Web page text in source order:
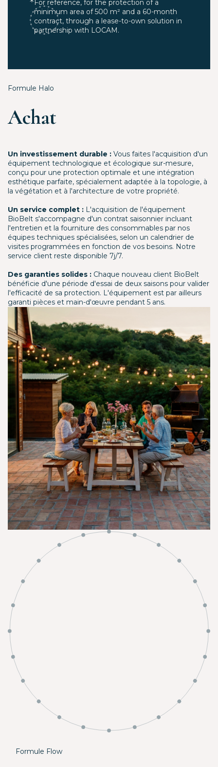
For reference, for the protection of a
minimum area of 500 m² and a 60-month
contract, through a lease-to-own solution in
partnership with LOCAM.
Formule Halo
Achat
Un investissement durable : Vous faites l'acquisition d'un
équipement technologique et écologique sur-mesure,
conçu pour une protection optimale et une intégration
esthétique parfaite, spécialement adaptée à la topologie, à
la végétation et à l'architecture de votre propriété.
Un service complet : L'acquisition de l'équipement
BioBelt s'accompagne d'un contrat saisonnier incluant
l'entretien et la fourniture des consommables par nos
équipes techniques spécialisées, selon un calendrier de
visites programmées en fonction de vos besoins. Notre
service client reste disponible 7j/7.
Des garanties solides : Chaque nouveau client BioBelt
bénéficie d'une période d'essai de deux saisons pour valider
l'efficacité de sa protection. L'équipement est par ailleurs
garanti pièces et main-d'œuvre pendant 5 ans.
Formule Flow